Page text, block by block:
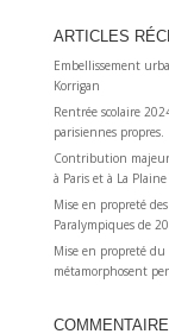
ARTICLES
Embellissement
Korrigan
Rentrée scolaire
parisiennes propres.
Contribution
à Paris et à La
Mise en propreté
Paralympiques de
Mise en propreté
métamorphosent